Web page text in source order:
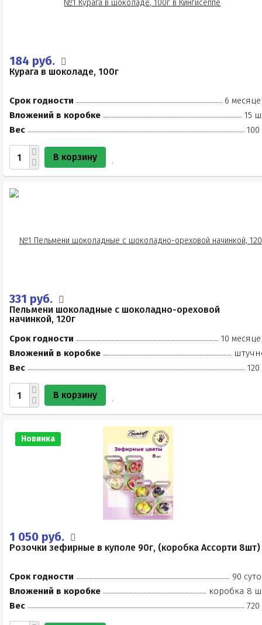
184 руб.
Курага в шоколаде, 100г
Срок годности
6
Вложений в коробке
15
Вес
100
В корзину
331 руб.
Пельмени шоколадные с шоколадно-ореховой
начинкой, 120г
Срок годности
10
Вложений в коробке
Вес
120
В корзину
Новинка
1 050 руб.
Розочки зефирные в куполе 90г, (коробка Ассорти 8шт)
Срок годности
90
Вложений в коробке
коробка 8
Вес
720